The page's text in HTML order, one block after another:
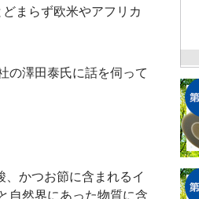
まらず欧米やアフリカ
の澤田泰氏に話を伺って
、かつお節に含まれるイ
自然界にあった物質に含